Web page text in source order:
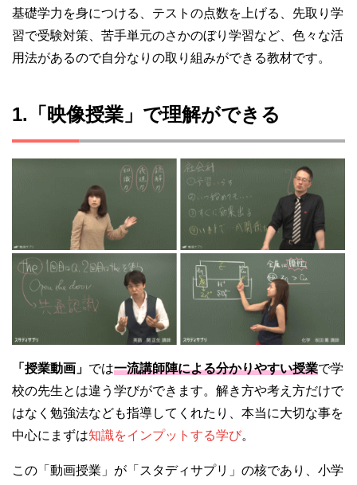
基礎学力を身につける、テストの点数を上げる、先取り学
習で受験対策、苦手単元のさかのぼり学習など、色々な活
用法があるので自分なりの取り組みができる教材です。
1.「映像授業」で理解ができる
「授業動画」 では一流講師陣による分かりやすい授業で学
校の先生とは違う学びができます。解き方や考え方だけで
はなく勉強法なども指導してくれたり、本当に大切な事を
中心にまずは知識をインプットする学び。
この「動画授業」が「スタディサプリ」の核であり、小学